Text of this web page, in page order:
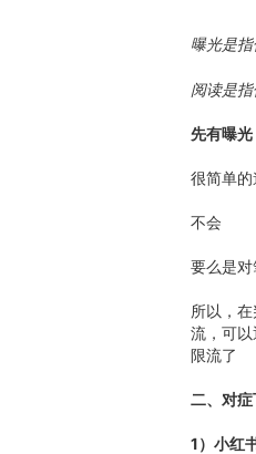
曝光是
阅读是
先有曝
很简单
不会
要么是
所以，
流，可
限流了
二、对
1）小红